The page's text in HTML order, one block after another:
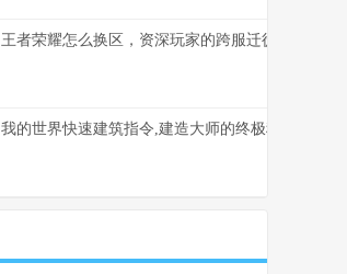
王者荣耀怎么换区，资深玩家的跨服迁徙指南，副
我的世界快速建筑指令,建造大师的终极秘诀,副标